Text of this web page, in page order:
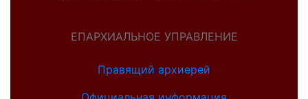
ЕПАРХИАЛЬНОЕ УПРАВЛЕНИЕ
Правящий архиерей